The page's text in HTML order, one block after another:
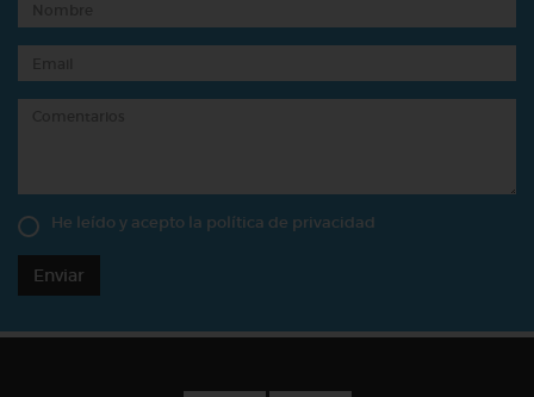
He leído y acepto la política de privacidad
Enviar